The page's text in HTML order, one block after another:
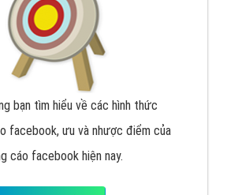
bạn tìm hiểu về các hình thức
facebook, ưu và nhược điểm của
cáo facebook hiện nay.